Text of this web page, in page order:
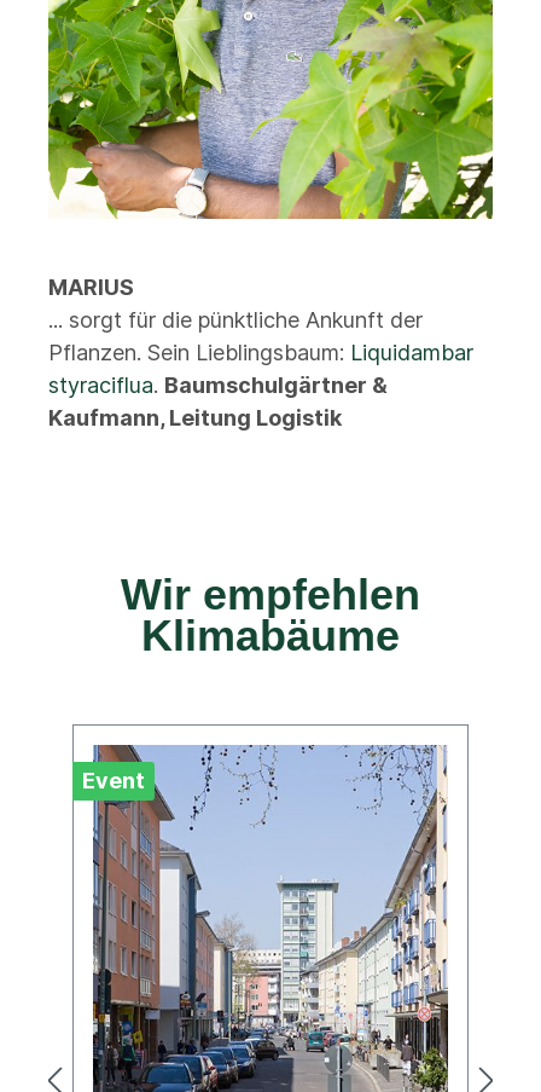
MARIUS
... sorgt für die pünktliche Ankunft der
Pflanzen. Sein Lieblingsbaum: Liquidambar
styraciflua. Baumschulgärtner &
Kaufmann, Leitung Logistik
Wir empfehlen
Klimabäume
Event